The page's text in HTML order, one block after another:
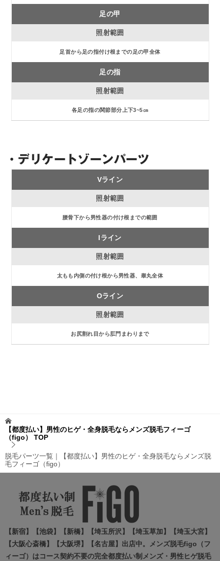
足の甲
足首から足の指付け根までの足の甲全体
足の指
各足の指の関節部分上下3~5㎝
・デリケートゾーンパーツ
Vライン
腰骨下から男性器の付け根までの範囲
Iライン
太もも内側の付け根から男性器、睾丸全体
Oライン
お尻割れ目から肛門まわりまで
【都度払い】男性のヒゲ・全身脱毛ならメンズ脱毛フィーゴ
（figo）
TOP
脱毛パーツ一覧｜【都度払い】男性のヒゲ・全身脱毛ならメンズ脱
毛フィーゴ（figo）
【新宿】【池袋】【新橋】【埼玉所沢】【埼玉草加】【埼玉大宮】
【大阪心斎橋】【大阪堺】【名古屋】出店中。メンズ脱毛figo（フ
ィーゴ）はコース契約不要の完全都度払い制メンズ・男性ヒゲ脱毛